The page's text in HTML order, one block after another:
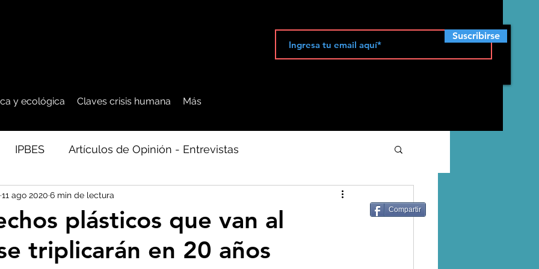
Suscribirse
y ecológica Claves crisis humana Más
IPBES Artículos de Opinión - Entrevistas
Seguridad Alimentaria-Agua-Dieta
- Bosq Artico - Antártida - Glaciares
plásticos que van al
triplicarán en 20 años
11 ago 2020 6 min de lectura
Compartir